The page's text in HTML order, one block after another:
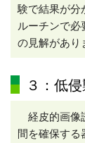
験で結果が分
ルーチンで必
の見解があり
３：低
経皮的画像
間を確保する